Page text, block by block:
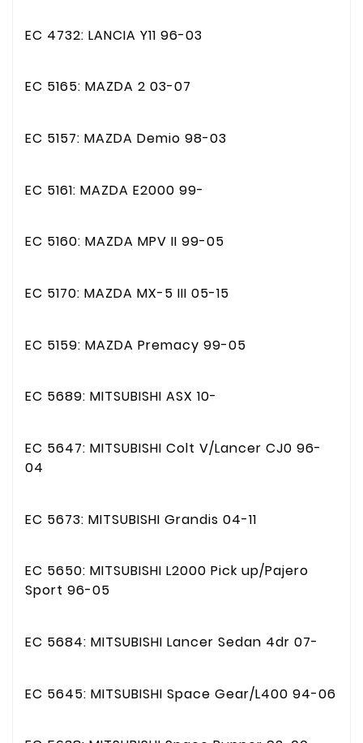
EC 4732: LANCIA Y11 96-03
EC 5165: MAZDA 2 03-07
EC 5157: MAZDA Demio 98-03
EC 5161: MAZDA E2000 99-
EC 5160: MAZDA MPV II 99-05
EC 5170: MAZDA MX-5 III 05-15
EC 5159: MAZDA Premacy 99-05
EC 5689: MITSUBISHI ASX 10-
EC 5647: MITSUBISHI Colt V/Lancer CJ0 96-
04
EC 5673: MITSUBISHI Grandis 04-11
EC 5650: MITSUBISHI L2000 Pick up/Pajero
Sport 96-05
EC 5684: MITSUBISHI Lancer Sedan 4dr 07-
EC 5645: MITSUBISHI Space Gear/L400 94-06